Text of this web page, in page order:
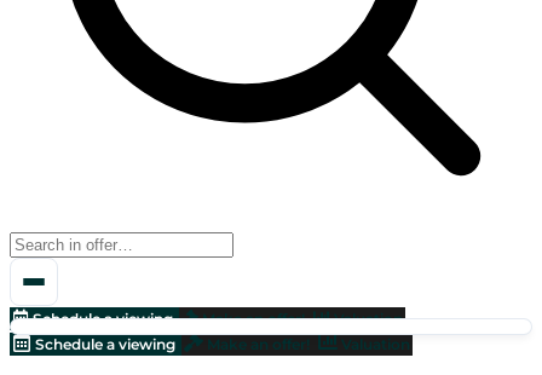
Schedule a viewing Make an offer!
Valuation
Schedule a viewing
Make an offer! Valuation